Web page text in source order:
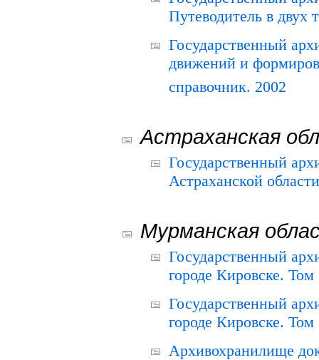
Путеводитель в двух
Государственный
движений и
справочник. 2002
Астраханская
Государственный
Астраханской
Мурманская
Государственный
городе Кировске.
Государственный
городе Кировске.
Архивохранилище